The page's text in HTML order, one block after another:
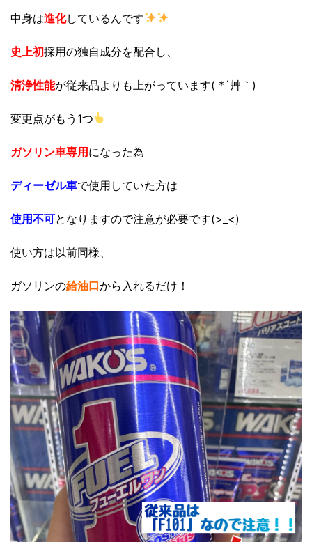
中身は進化しているんです
史上初採用の独自成分を配合し、
清浄性能が従来品よりも上がっています( *´艸｀)
変更点がもう1つ
ガソリン車専用になった為
ディーゼル車で使用していた方は
使用不可となりますので注意が必要です(>_<)
使い方は以前同様、
ガソリンの給油口から入れるだけ！